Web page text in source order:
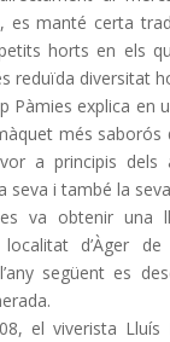
es manté certa
horts en els
reduïda diversitat
Pàmies explica en
més saborós
a principis dels
seva i també la
va obtenir una
d’Àger
següent es
el viverista Lluís